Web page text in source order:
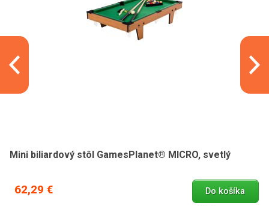
Mini biliardový stôl GamesPlanet® MICRO, svetlý
62,29 € Do košíka